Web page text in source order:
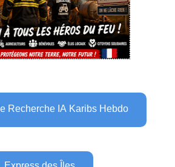
Recherche IA Karibs Hebdo